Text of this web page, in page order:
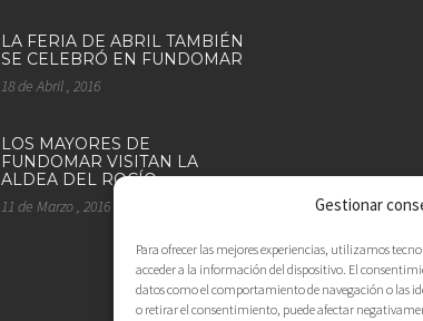
Gestionar
Para ofrecer las mejores experiencias, utilizamos
acceder a la información del dispositivo. El
datos como el comportamiento de navegación o las
o retirar el consentimiento, puede afectar
LA FERIA DE ABRIL TAMBIÉN
SE CELEBRÓ EN FUNDOMAR
18 de Abril , 2016
LOS MAYORES DE
FUNDOMAR VISITAN LA
ALDEA DEL ROCÍO
11 de Marzo , 2016